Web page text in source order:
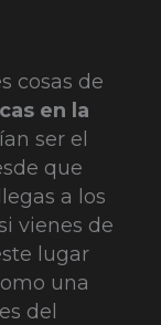
cosas de
en la
ser el
que
a los
vienes de
lugar
una
del